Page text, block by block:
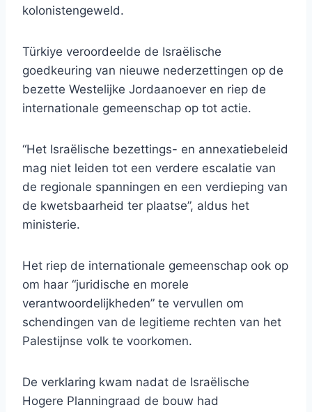
kolonistengeweld.
Türkiye veroordeelde de Israëlische
goedkeuring van nieuwe nederzettingen op de
bezette Westelijke Jordaanoever en riep de
internationale gemeenschap op tot actie.
“Het Israëlische bezettings- en annexatiebeleid
mag niet leiden tot een verdere escalatie van
de regionale spanningen en een verdieping van
de kwetsbaarheid ter plaatse”, aldus het
ministerie.
Het riep de internationale gemeenschap ook op
om haar “juridische en morele
verantwoordelijkheden” te vervullen om
schendingen van de legitieme rechten van het
Palestijnse volk te voorkomen.
De verklaring kwam nadat de Israëlische
Hogere Planningraad de bouw had